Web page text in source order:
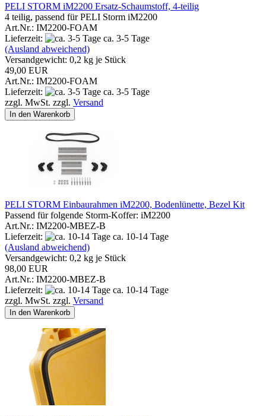
PELI STORM iM2200 Ersatz-Schaumstoff, 4-teilig
4 teilig, passend für PELI Storm iM2200
Art.Nr.: IM2200-FOAM
Lieferzeit:
ca. 3-5 Tage
(Ausland abweichend)
Versandgewicht: 0,2 kg je Stück
49,00 EUR
Art.Nr.: IM2200-FOAM
Lieferzeit:
ca. 3-5 Tage
zzgl. MwSt. zzgl. Versand
In den Warenkorb
PELI STORM Einbaurahmen iM2200, Bodenlünette, Bezel Kit
Passend für folgende Storm-Koffer: iM2200
Art.Nr.: IM2200-MBEZ-B
Lieferzeit:
ca. 10-14 Tage
(Ausland abweichend)
Versandgewicht: 0,2 kg je Stück
98,00 EUR
Art.Nr.: IM2200-MBEZ-B
Lieferzeit:
ca. 10-14 Tage
zzgl. MwSt. zzgl. Versand
In den Warenkorb